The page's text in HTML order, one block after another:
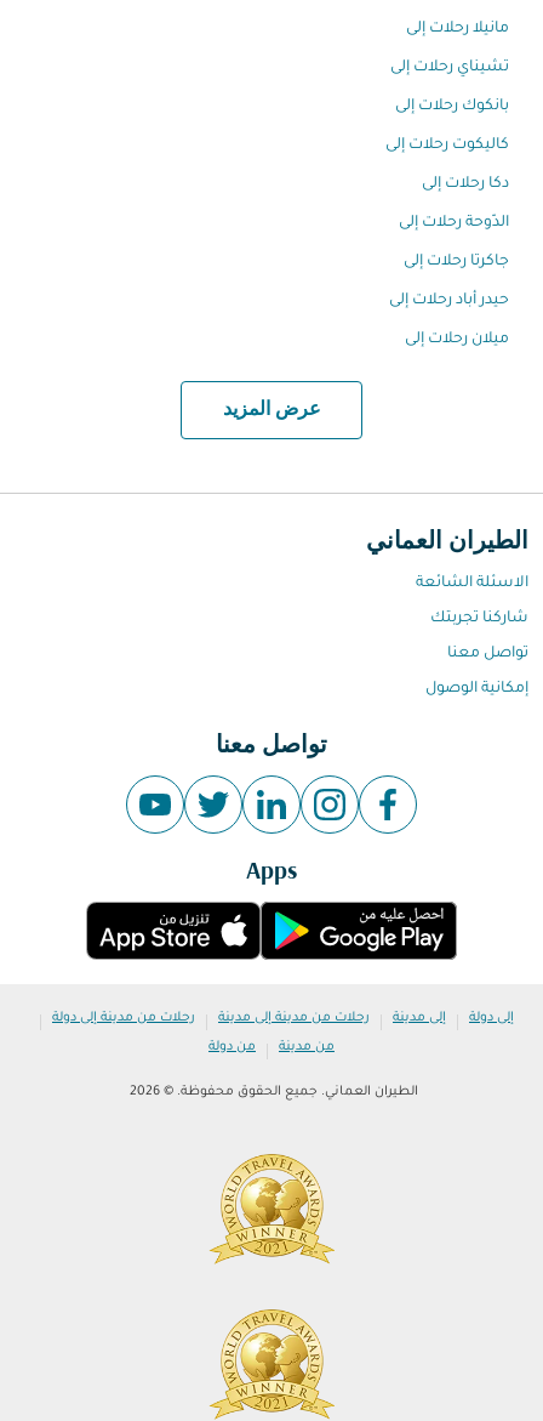
مانيلا رحلات إلى
تشيناي رحلات إلى
بانكوك رحلات إلى
كاليكوت رحلات إلى
دكا رحلات إلى
الدّوحة رحلات إلى
جاكرتا رحلات إلى
حيدر أباد رحلات إلى
ميلان رحلات إلى
عرض المزيد
الطيران العماني
الاسئلة الشائعة
شاركنا تجربتك
تواصل معنا
إمكانية الوصول
تواصل معنا
Apps
إلى دولة | إلى مدينة | رحلات من مدينة إلى مدينة | رحلات من مدينة إلى دولة |
من مدينة | من دولة
الطيران العماني. جميع الحقوق محفوظة. © 2026